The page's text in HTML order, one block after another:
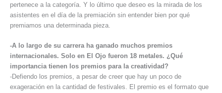
pertenece a la categoría. Y lo último que deseo es la mirada de los
asistentes en el día de la premiación sin entender bien por qué
premiamos una determinada pieza.
-A lo largo de su carrera ha ganado muchos premios
internacionales. Solo en El Ojo fueron 18 metales. ¿Qué
importancia tienen los premios para la creatividad?
-Defiendo los premios, a pesar de creer que hay un poco de
exageración en la cantidad de festivales. El premio es el formato que